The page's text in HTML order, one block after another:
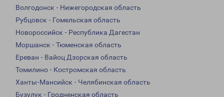
Волгодонск - Нижегородская область
Рубцовск - Гомельская область
Новороссийск - Республика Дагестан
Моршанск - Тюменская область
Ереван - Вайоц Дзорская область
Томилино - Костромская область
Ханты-Мансийск - Челябинская область
Бузулук - Гродненская область